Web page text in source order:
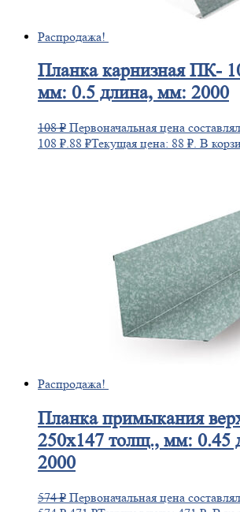
Распродажа!
Планкакарнизная ПК-
мм: 0.5 длина, мм: 2000
108₽ Первоначальная цена
108 ₽.88 ₽Текущая цена: 88 ₽. В
Распродажа!
Планкапримыкания
250х147 толщ., мм: 0.45
2000
574₽ Первоначальная цена